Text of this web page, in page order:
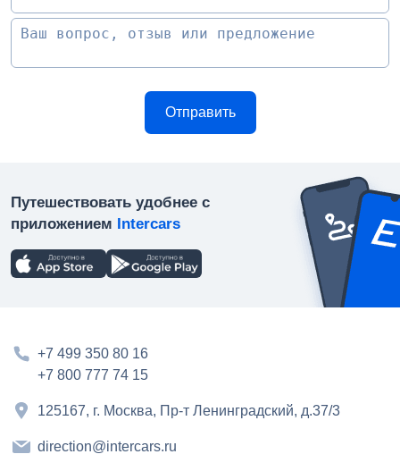
Путешествовать удобнее с
приложением Intercars
+7 499 350 80 16
+7 800 777 74 15
125167, г. Москва, Пр-т Ленинградский, д.37/3
direction@intercars.ru